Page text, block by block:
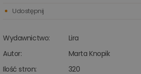
Wydawnictwo:
Lira
Autor:
Marta Knopik
Ilość stron:
320
Udostępnij